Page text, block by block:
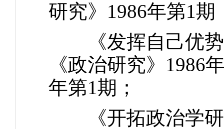
研究》1986年第1期
《发挥自己优势
《政治研究》1986
年第1期；
《开拓政治学研